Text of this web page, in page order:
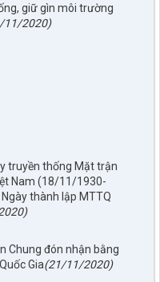
giữ gìn môi trường
11/2020)
truyền thống Mặt trận
Nam (18/11/1930-
thành lập MTTQ
Chung đón nhận bằng
Gia(21/11/2020)